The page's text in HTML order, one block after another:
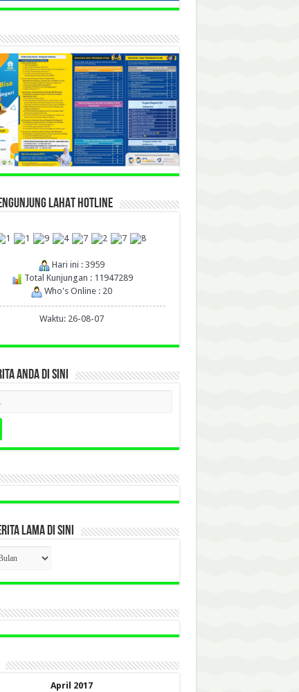
LAHAT HOTLINE
Hari ini : 3959
Total Kunjungan : 11947289
Who's Online : 20
Waktu: 26-08-07
ANDA DI SINI
LAMA DI SINI
April 2017